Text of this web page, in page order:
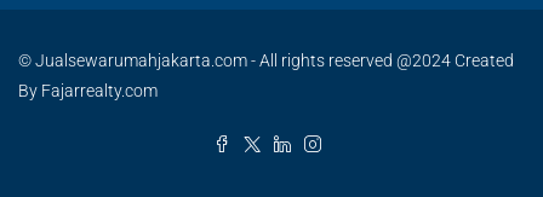
© Jualsewarumahjakarta.com - All rights reserved @2024 Created
By Fajarrealty.com